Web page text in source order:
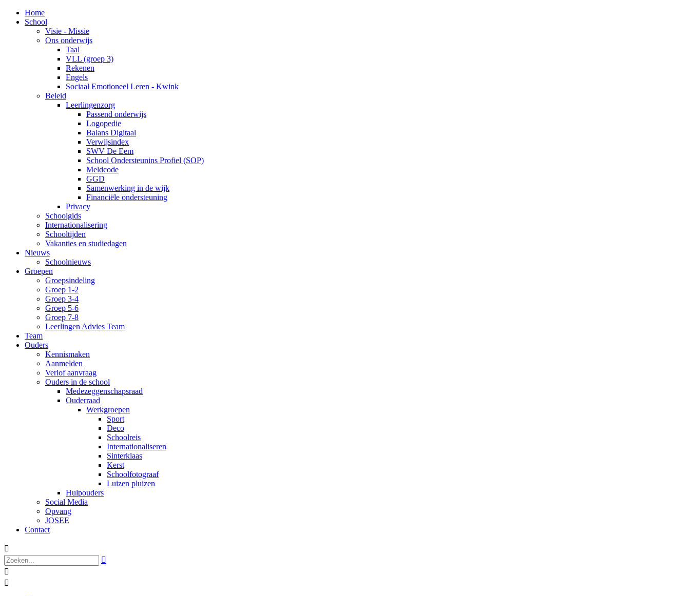
Home
School
Visie - Missie
Ons onderwijs
Taal
VLL (groep 3)
Rekenen
Engels
Sociaal Emotioneel Leren - Kwink
Beleid
Leerlingenzorg
Passend onderwijs
Logopedie
Balans Digitaal
Verwijsindex
SWV De Eem
School Ondersteunins Profiel (SOP)
Meldcode
GGD
Samenwerking in de wijk
Financiële ondersteuning
Privacy
Schoolgids
Internationalisering
Schooltijden
Vakanties en studiedagen
Nieuws
Schoolnieuws
Groepen
Groepsindeling
Groep 1-2
Groep 3-4
Groep 5-6
Groep 7-8
Leerlingen Advies Team
Team
Ouders
Kennismaken
Aanmelden
Verlof aanvraag
Ouders in de school
Medezeggenschapsraad
Ouderraad
Werkgroepen
Sport
Deco
Schoolreis
Internationaliseren
Sinterklaas
Kerst
Schoolfotograaf
Luizen pluizen
Hulpouders
Social Media
Opvang
JOSEE
Contact



